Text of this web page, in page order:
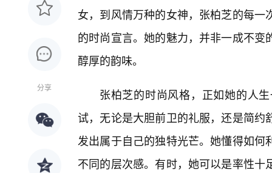
分享
女，到风情万种的女神，张柏芝的每
的时尚宣言。她的魅力，并非一成不
醇厚的韵味。
张柏芝的时尚风格，正如她的人
试，无论是大胆前卫的礼服，还是简
发出属于自己的独特光芒。她懂得如
不同的层次感。有时，她可以是率性